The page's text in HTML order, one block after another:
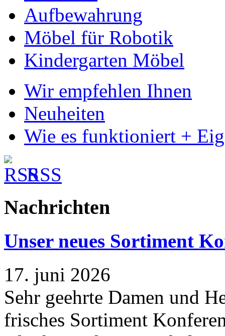
Aufbewahrung
Möbel für Robotik
Kindergarten Möbel
Wir empfehlen Ihnen
Neuheiten
Wie es funktioniert +
RSS
Nachrichten
Unser neues Sortiment
17. juni 2026
Sehr geehrte Damen und
frisches Sortiment